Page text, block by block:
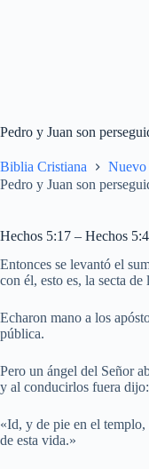
Pedro y Juan son
Biblia Cristiana Nuevo
Pedro y Juan son
Hechos 5:17 – Hechos
Entonces se levantó el
con él, esto es, la secta
Echaron mano a los
pública.
Pero un ángel del Señor
y al conducirlos fuera dijo:
«Id, y de pie en el templo,
de esta vida.»